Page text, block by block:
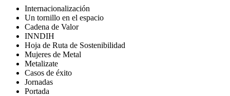
Internacionalización
Un tornillo en el espacio
Cadena de Valor
INNDIH
Hoja de Ruta de Sostenibilidad
Mujeres de Metal
Metalizate
Casos de éxito
Jornadas
Portada